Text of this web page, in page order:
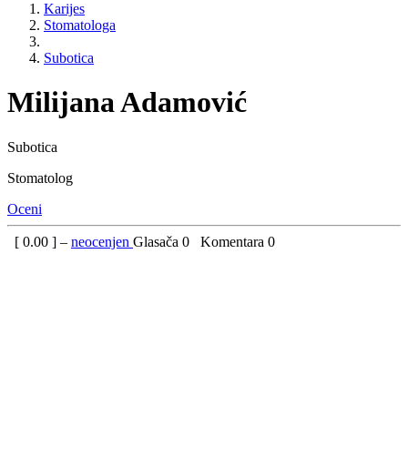
Karijes
Stomatologa
Subotica
Milijana Adamović
Subotica
Stomatolog
Oceni
[ 0.00 ] – neocenjen Glasača 0 Komentara 0